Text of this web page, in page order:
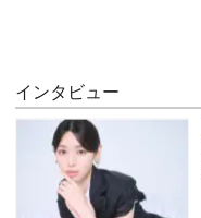
インタビュー